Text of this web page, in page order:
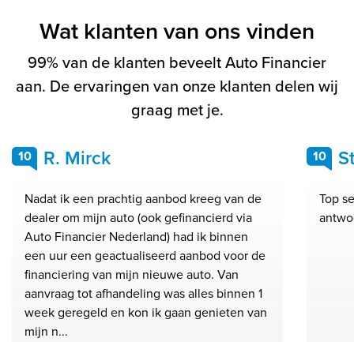
Wat klanten van ons vinden
99% van de klanten beveelt Auto Financier
aan. De ervaringen van onze klanten delen wij
graag met je.
10 R. Mirck
Nadat ik een prachtig aanbod kreeg van de
dealer om mijn auto (ook gefinancierd via
Auto Financier Nederland) had ik binnen
een uur een geactualiseerd aanbod voor de
financiering van mijn nieuwe auto. Van
aanvraag tot afhandeling was alles binnen 1
week geregeld en kon ik gaan genieten van
mijn n...
10
Top